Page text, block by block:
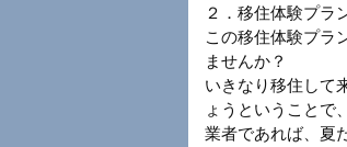
２．移住体験プラ
この移住体験プラ
ませんか？
いきなり移住して
ょうということで
業者であれば、夏